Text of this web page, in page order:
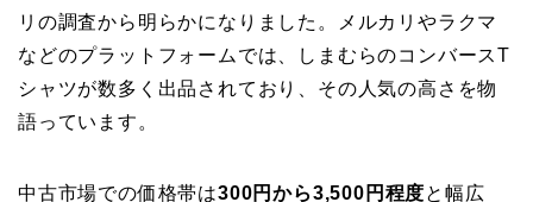
リの調査から明らかになりました。メルカリやラクマ
などのプラットフォームでは、しまむらのコンバースT
シャツが数多く出品されており、その人気の高さを物
語っています。
中古市場での価格帯は300円から3,500円程度と幅広